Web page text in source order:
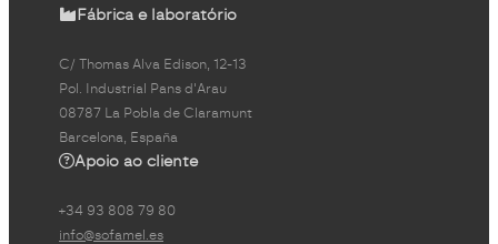
Fábrica e laboratório
C/ Thomas Alva Edison, 12-13
Pol. Industrial Pans d'Arau
08787 La Pobla de Claramunt
Barcelona, España
Apoio ao cliente
+34 93 808 79 80
info@sofamel.es